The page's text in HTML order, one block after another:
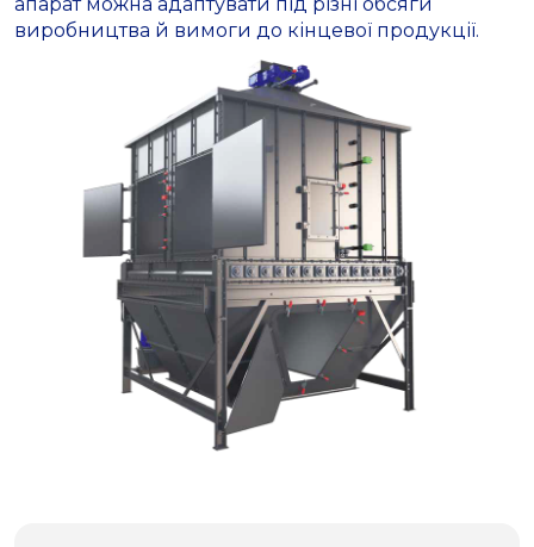
виробництва й вимоги до кінцевої продукції.